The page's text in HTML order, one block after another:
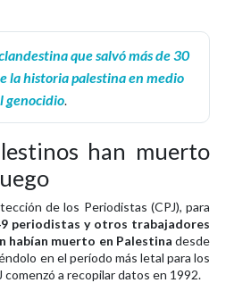
que salvó más de 30
la historia palestina en medio
genocidio.
han muerto
de los Periodistas (CPJ), para
periodistas y otros trabajadores
habían muerto en Palestina desde
en el período más letal para los
a recopilar datos en 1992.